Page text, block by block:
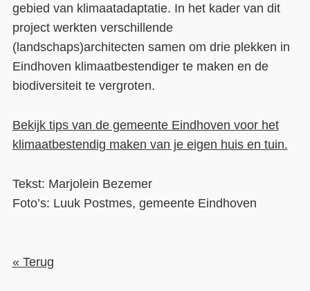
gebied van klimaatadaptatie. In het kader van dit
project werkten verschillende
(landschaps)architecten samen om drie plekken in
Eindhoven klimaatbestendiger te maken en de
biodiversiteit te vergroten.
Bekijk tips van de gemeente Eindhoven voor het
klimaatbestendig maken van je eigen huis en tuin.
Tekst: Marjolein Bezemer
Foto’s: Luuk Postmes, gemeente Eindhoven
« Terug